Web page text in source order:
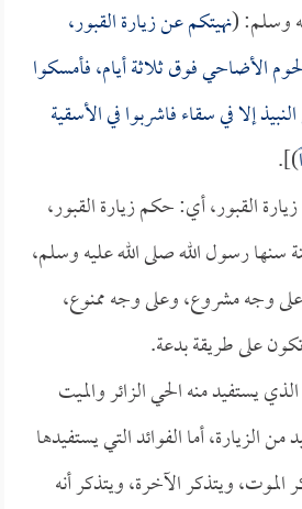
وسلم: (نهيتكم عن زيارة القبور،
الأضاحي فوق ثلاثة أيام، فأمسكوا
إلا في سقاء فاشربوا في الأسقية
)].
القبور، أي: حكم زيارة القبور،
سنها رسول الله صلى الله عليه وسلم،
وجه مشروع، وعلى وجه ممنوع،
على طريقة بدعة.
يستفيد منه الحي الزائر والميت
الزيارة، أما الفوائد التي يستفيدها
الموت، ويتذكر الآخرة، ويتذكر أنه